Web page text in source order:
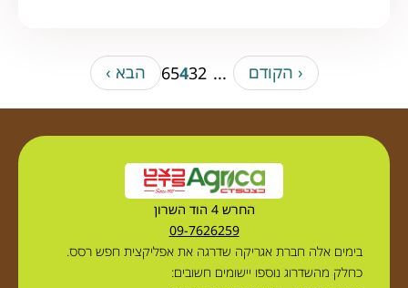
‹ הקודם ...
2
3
4
5
6 הבא ›
החרש 4 הוד השרון
09-7626259
בימים אלה חברת אגריקה שדרגה את אפליקצית חפש רסס.
כחלק מהשדרוג נוספו יישומים חשובים: